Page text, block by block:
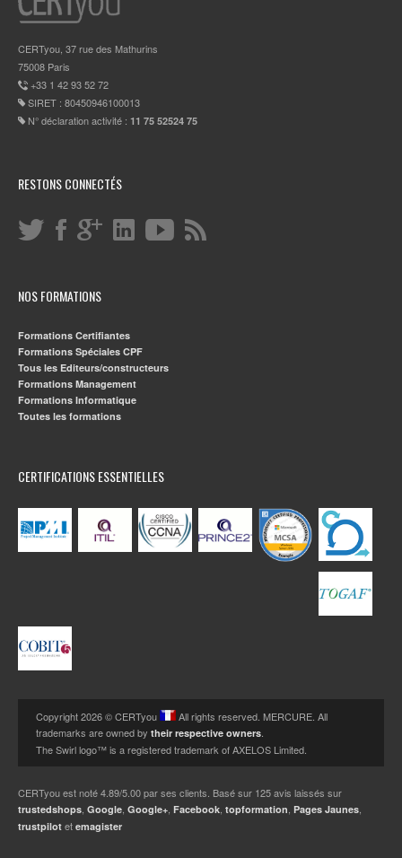
CERTyou, 37 rue des Mathurins
75008 Paris
+33 1 42 93 52 72
SIRET : 80450946100013
N° déclaration activité : 11 75 52524 75
RESTONS CONNECTÉS
NOS FORMATIONS
Formations Certifiantes
Formations Spéciales CPF
Tous les Editeurs/constructeurs
Formations Management
Formations Informatique
Toutes les formations
CERTIFICATIONS ESSENTIELLES
Copyright 2026 © CERTyou
All rights reserved. MERCURE. All
trademarks are owned by their respective owners
The Swirl logo™ is a registered trademark of AXELOS Limited.
CERTyouest noté4.89/5.00par ses clients. Basé sur 125avis laissés sur
trustedshops Google Google+ Facebook topformation Pages Jaunes
trustpilot et emagister